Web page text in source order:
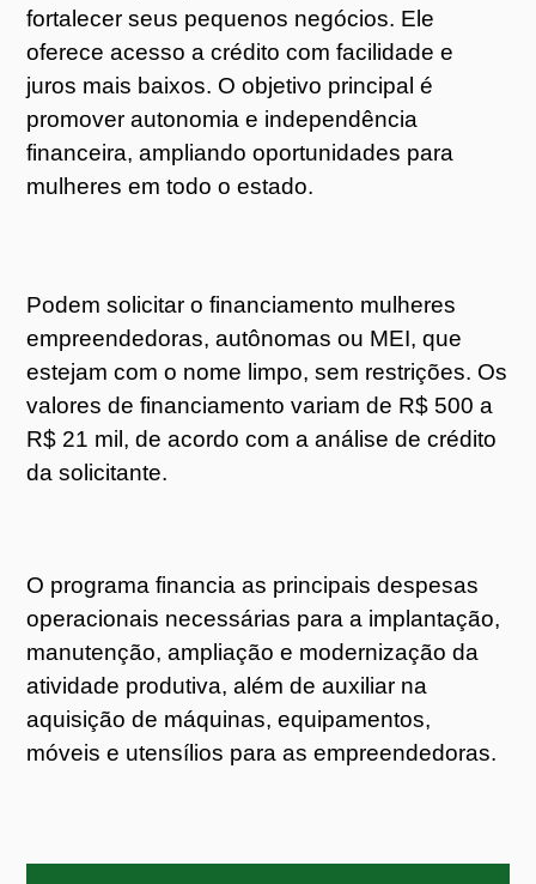
fortalecer seus pequenos negócios. Ele
oferece acesso a crédito com facilidade e
juros mais baixos. O objetivo principal é
promover autonomia e independência
financeira, ampliando oportunidades para
mulheres em todo o estado.
Podem solicitar o financiamento mulheres
empreendedoras, autônomas ou MEI, que
estejam com o nome limpo, sem restrições. Os
valores de financiamento variam de R$ 500 a
R$ 21 mil, de acordo com a análise de crédito
da solicitante.
O programa financia as principais despesas
operacionais necessárias para a implantação,
manutenção, ampliação e modernização da
atividade produtiva, além de auxiliar na
aquisição de máquinas, equipamentos,
móveis e utensílios para as empreendedoras.